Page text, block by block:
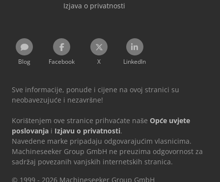
Izjava o privatnosti
Blog Facebook X LinkedIn
Sve informacije, ponude i cijene na ovoj stranici su
neobavezujuće i nezavršne!
Korištenjem ove stranice prihvaćate naše Opće uvjete
poslovanja i Izjavu o privatnosti.
Navedene marke pripadaju odgovarajućim vlasnicima.
Machineseeker Group GmbH ne preuzima odgovornost za
sadržaj povezanih vanjskih internetskih stranica.
© 1999 - 2026 Machineseeker Group GmbH